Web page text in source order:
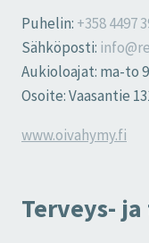
Puhelin: +358 4497
Sähköposti:
Aukioloajat: ma-to
Osoite: Vaasantie
www.oivahymy.fi
Terveys-